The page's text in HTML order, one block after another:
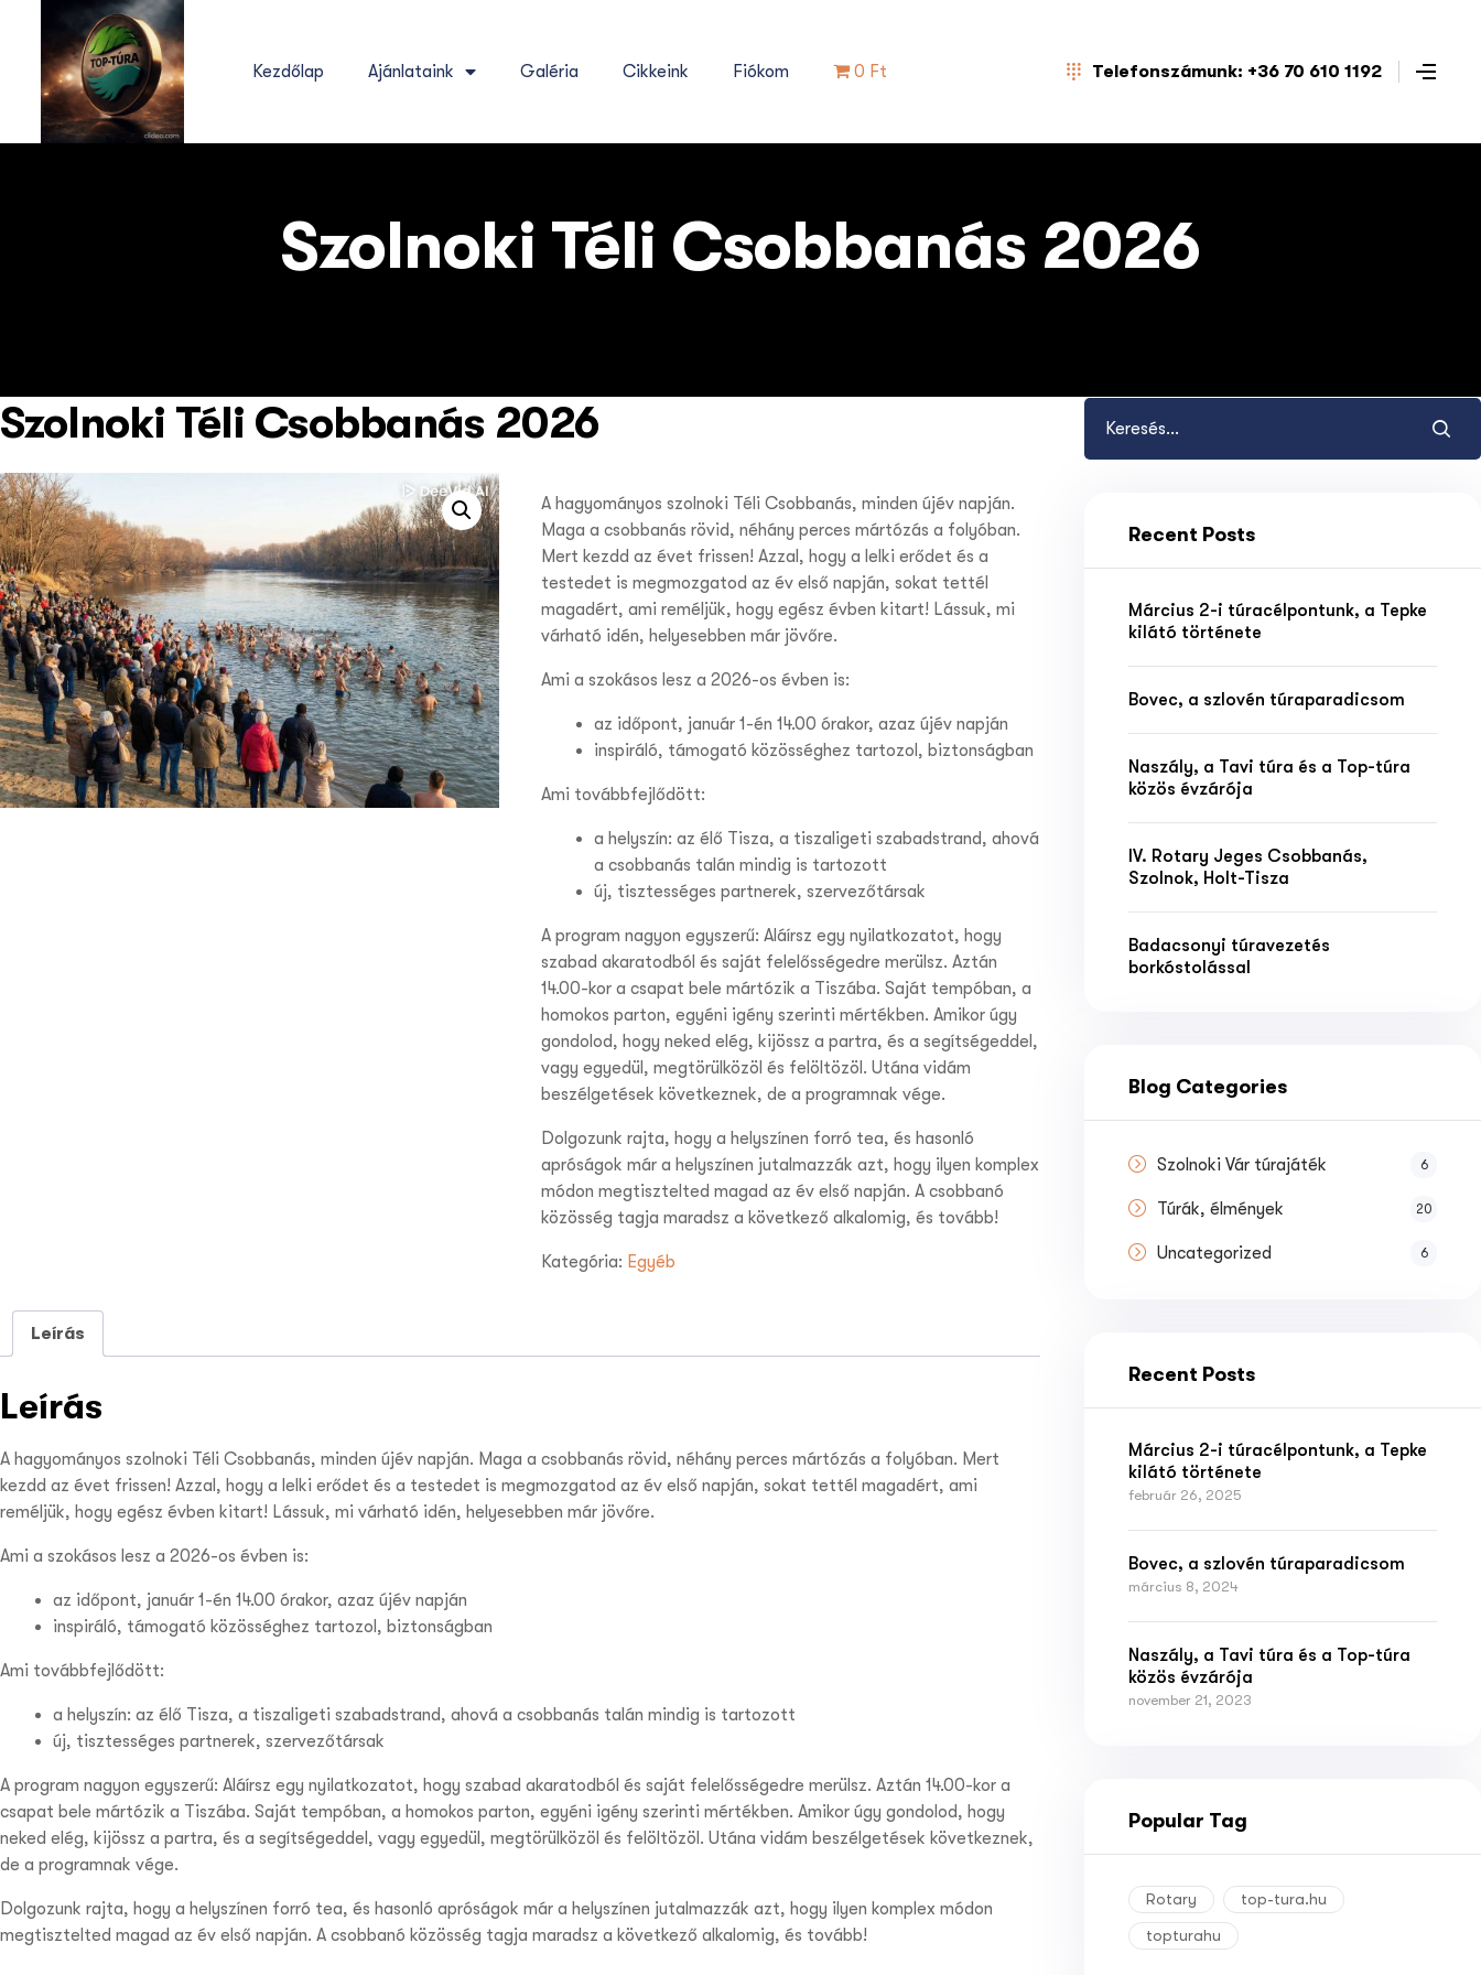
Kezdőlap Ajánlataink Galéria Cikkeink Fiókom 0 Ft Telefonszámunk: +36 70 610 1192
Szolnoki Téli Csobbanás 2026
Szolnoki Téli Csobbanás 2026
A hagyományos szolnoki Téli Csobbanás, minden újév napján.
Maga a csobbanás rövid, néhány perces mártózás a folyóban.
Mert kezdd az évet frissen! Azzal, hogy a lelki erődet és a
testedet is megmozgatod az év első napján, sokat tettél
magadért, ami reméljük, hogy egész évben kitart! Lássuk, mi
várható idén, helyesebben már jövőre.
Ami a szokásos lesz a 2026-os évben is:
az időpont, január 1-én 14.00 órakor, azaz újév napján
inspiráló, támogató közösséghez tartozol, biztonságban
Ami továbbfejlődött:
a helyszín: az élő Tisza, a tiszaligeti szabadstrand, ahová
a csobbanás talán mindig is tartozott
új, tisztességes partnerek, szervezőtársak
A program nagyon egyszerű: Aláírsz egy nyilatkozatot, hogy
szabad akaratodból és saját felelősségedre merülsz. Aztán
14.00-kor a csapat bele mártózik a Tiszába. Saját tempóban, a
homokos parton, egyéni igény szerinti mértékben. Amikor úgy
gondolod, hogy neked elég, kijössz a partra, és a segítségeddel,
vagy egyedül, megtörülközöl és felöltözöl. Utána vidám
beszélgetések következnek, de a programnak vége.
Dolgozunk rajta, hogy a helyszínen forró tea, és hasonló
apróságok már a helyszínen jutalmazzák azt, hogy ilyen komplex
módon megtisztelted magad az év első napján. A csobbanó
közösség tagja maradsz a következő alkalomig, és tovább!
Kategória: Egyéb
Leírás
Leírás
A hagyományos szolnoki Téli Csobbanás, minden újév napján. Maga a csobbanás rövid, néhány perces mártózás a folyóban. Mert
kezdd az évet frissen! Azzal, hogy a lelki erődet és a testedet is megmozgatod az év első napján, sokat tettél magadért, ami
reméljük, hogy egész évben kitart! Lássuk, mi várható idén, helyesebben már jövőre.
Ami a szokásos lesz a 2026-os évben is:
az időpont, január 1-én 14.00 órakor, azaz újév napján
inspiráló, támogató közösséghez tartozol, biztonságban
Ami továbbfejlődött:
a helyszín: az élő Tisza, a tiszaligeti szabadstrand, ahová a csobbanás talán mindig is tartozott
új, tisztességes partnerek, szervezőtársak
A program nagyon egyszerű: Aláírsz egy nyilatkozatot, hogy szabad akaratodból és saját felelősségedre merülsz. Aztán 14.00-kor a
csapat bele mártózik a Tiszába. Saját tempóban, a homokos parton, egyéni igény szerinti mértékben. Amikor úgy gondolod, hogy
neked elég, kijössz a partra, és a segítségeddel, vagy egyedül, megtörülközöl és felöltözöl. Utána vidám beszélgetések következnek,
de a programnak vége.
Dolgozunk rajta, hogy a helyszínen forró tea, és hasonló apróságok már a helyszínen jutalmazzák azt, hogy ilyen komplex módon
megtisztelted magad az év első napján. A csobbanó közösség tagja maradsz a következő alkalomig, és tovább!
Recent Posts
Március 2-i túracélpontunk, a Tepke
kilátó története
Bovec, a szlovén túraparadicsom
Naszály, a Tavi túra és a Top-túra
közös évzárója
IV. Rotary Jeges Csobbanás,
Szolnok, Holt-Tisza
Badacsonyi túravezetés
borkóstolással
Blog Categories
Szolnoki Vár túrajáték 6
Túrák, élmények 20
Uncategorized 6
Recent Posts
Március 2-i túracélpontunk, a Tepke
kilátó története
február 26, 2025
Bovec, a szlovén túraparadicsom
március 8, 2024
Naszály, a Tavi túra és a Top-túra
közös évzárója
november 21, 2023
Popular Tag
Rotary top-tura.hu
topturahu